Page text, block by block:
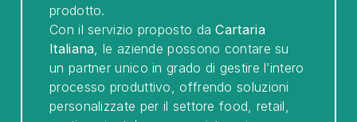
prodotto.
Con il servizio proposto daCartaria
Italiana, le aziende possono contare su
un partner unico in grado di gestire l’intero
processo produttivo, offrendo soluzioni
personalizzate per il settore food, retail,